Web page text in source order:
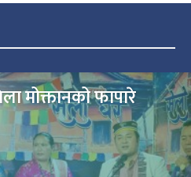
मोक्तानको फापारे